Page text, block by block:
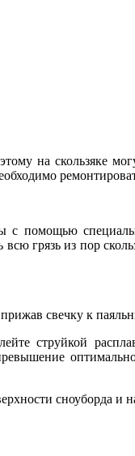
на скользяке
с помощью
грязь из пор
свечку к
струйкой
сноуборда и